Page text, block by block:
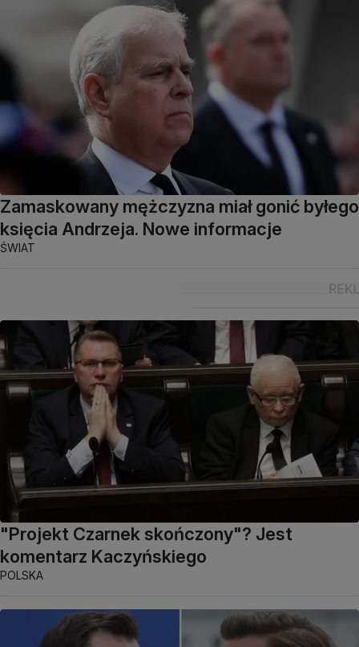
Zamaskowany mężczyzna miał gonić byłego
księcia Andrzeja. Nowe informacje
ŚWIAT
"Projekt Czarnek skończony"? Jest
komentarz Kaczyńskiego
POLSKA